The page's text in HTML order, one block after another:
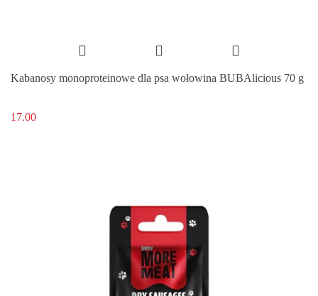
Kabanosy monoproteinowe dla psa wołowina BUBAlicious 70 g
17.00